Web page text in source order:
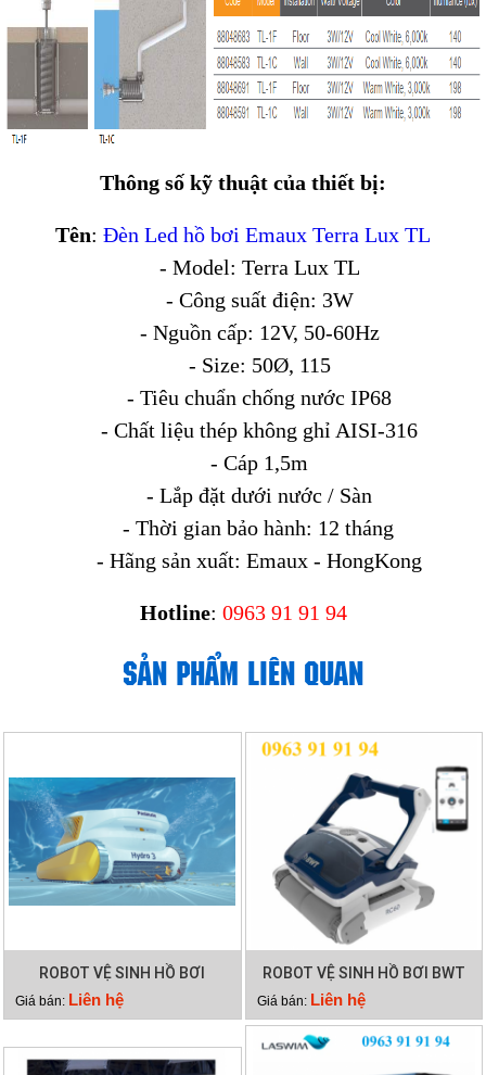
Thông số kỹ thuật của thiết bị:
Tên: Đèn Led hồ bơi Emaux Terra Lux TL
- Model: Terra Lux TL
- Công suất điện: 3W
- Nguồn cấp: 12V, 50-60Hz
- Size: 50Ø, 115
- Tiêu chuẩn chống nước IP68
- Chất liệu thép không ghỉ AISI-316
- Cáp 1,5m
- Lắp đặt dưới nước / Sàn
- Thời gian bảo hành: 12 tháng
- Hãng sản xuất: Emaux - HongKong
Hotline: 0963 91 91 94
SẢN PHẨM LIÊN QUAN
ROBOT VỆ SINH HỒ BƠI
HYDRO 3
Giá bán: Liên hệ
ROBOT VỆ SINH HỒ BƠI BWT
RC60
Giá bán: Liên hệ